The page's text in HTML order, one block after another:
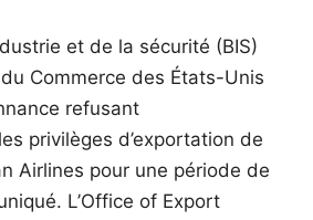
et de la sécurité (BIS)
Commerce des États-Unis
refusant
privilèges d’exportation de
Airlines pour une période de
L’Office of Export